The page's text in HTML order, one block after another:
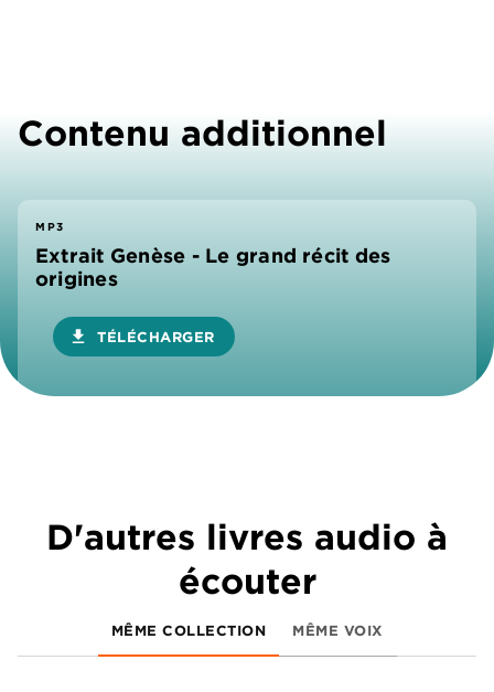
Contenu additionnel
MP3
Extrait Genèse - Le grand récit des
origines
download TÉLÉCHARGER
D'autres livres audio à
écouter
MÊME COLLECTION MÊME VOIX